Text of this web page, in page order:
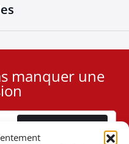
manquer une